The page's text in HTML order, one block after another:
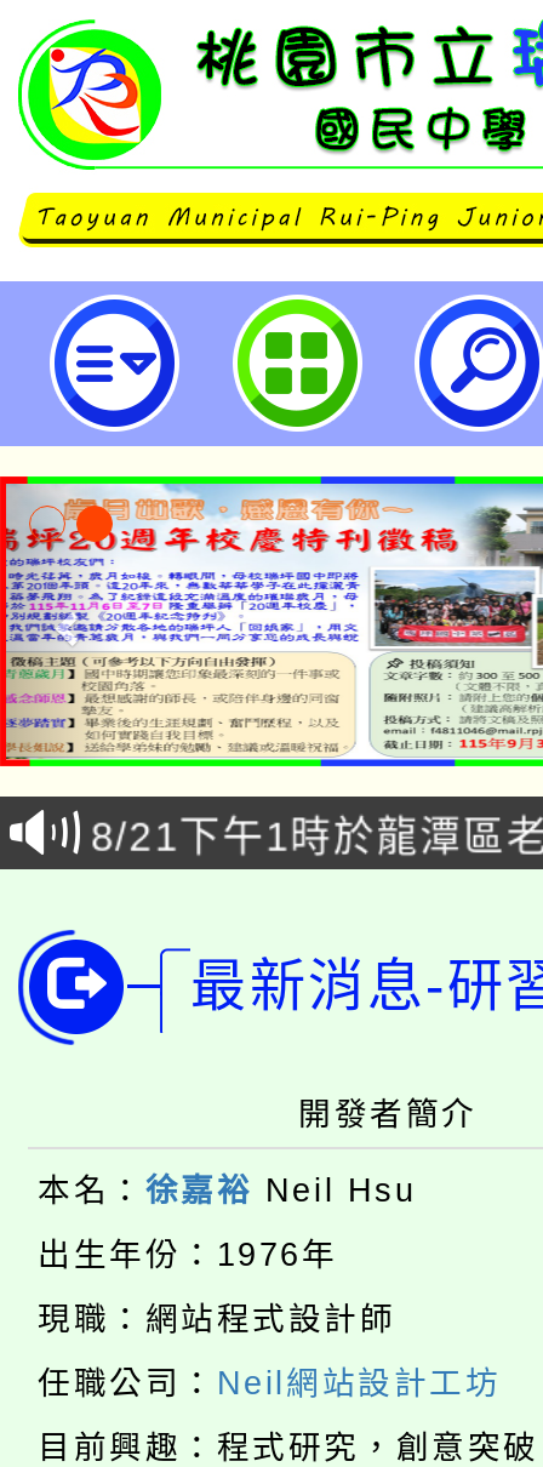
neilrpjhstyc網站設計者：徐嘉
「本色祭」8/29、30在
場熱烈登場!
8/21下午1時於龍潭區
YOUNG桃局內行報名
局官網。
8月14至27日，桃園電
開!
115年桃園市運動會8/
視費優惠，中低收入戶
半價優惠，詳情可洽有
者。
大園自造教育及科技
份教師增能研習
大溪自造教育及科技中
份教師研習
淨零綠生活教案入校路
會
115年食農教育專業人
程
「本色祭」8/29、30在
場熱烈登場!
8/21下午1時於龍潭區
最新消息-研
開發者簡介
本名： 徐嘉裕 Neil Hsu
出生年份：1976年
現職：網站程式設計師
任職公司： Neil網站設計工坊
目前興趣：程式研究，創意突